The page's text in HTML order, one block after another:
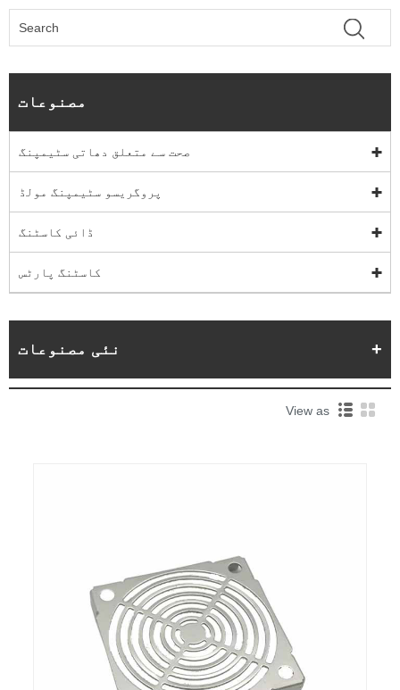
مصنوعات
صحت سے متعلق دھاتی سٹیمپنگ
پروگریسو سٹیمپنگ مولڈ
ڈائی کاسٹنگ
کاسٹنگ پارٹس
نئی مصنوعات
View as